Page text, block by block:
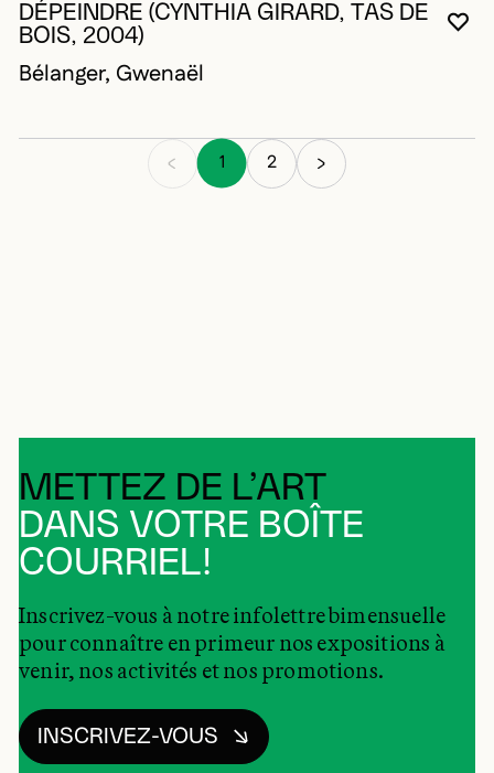
DÉPEINDRE (CYNTHIA GIRARD, TAS DE
BOIS, 2004)
Bélanger, Gwenaël
1 2
METTEZ DE L’ART
DANS VOTRE BOÎTE
COURRIEL!
Inscrivez-vous à notre infolettre bimensuelle
pour connaître en primeur nos expositions à
venir, nos activités et nos promotions.
INSCRIVEZ-VOUS